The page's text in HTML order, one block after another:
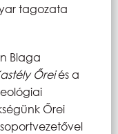
tagozata
Blaga
Őreiés a
Őrei